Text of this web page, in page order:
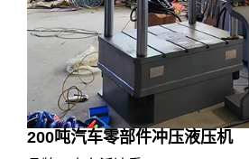
200吨汽车零部件冲压液压机